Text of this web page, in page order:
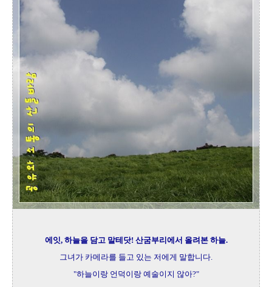
에잇, 하늘을 담고 말테닷! 산굼부리에서 올려본 하늘.
그녀가 카메라를 들고 있는 저에게 말합니다.
"하늘이랑 언덕이랑 예술이지 않아?"